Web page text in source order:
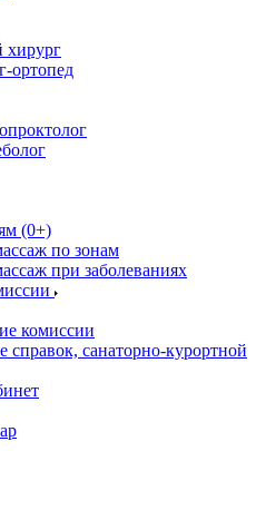
хирург
ортопед
(0+)
по зонам
при заболеваниях
комиссии
санаторно-курортной